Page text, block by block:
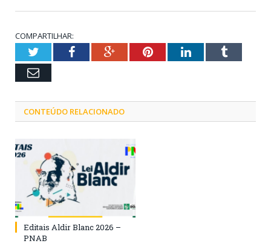
COMPARTILHAR:
TwitterFacebookGoogle+PinterestLinkedInTumblr
Email
CONTEÚDO RELACIONADO
Editais Aldir Blanc 2026 –
PNAB